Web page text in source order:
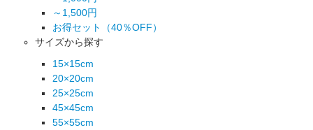
～1,500円
お得セット（40％OFF）
サイズから探す
15×15cm
20×20cm
25×25cm
45×45cm
55×55cm